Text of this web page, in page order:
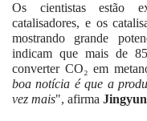
Os cientistas estão
catalisadores, e os
mostrando grande
indicam que mais de
converter CO₂ em
boa notícia é que a
vez mais", afirma